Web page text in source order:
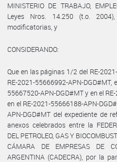
MINISTERIO DE TRABAJO,
Leyes Nros. 14.250 (t.o.
modificatorias, y
CONSIDERANDO:
Que en las páginas 1/2 del RE-
RE-2021-55666992-APN-
55667520-APN-DGD#MT y en el
en el RE-2021-55666188-APN-
APN-DGD#MT del expediente de
anexos celebrados entre la
DEL PETROLEO, GAS Y
CÁMARA DE EMPRESAS DE
ARGENTINA (CADECRA), por la